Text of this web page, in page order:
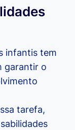
infantis tem
garantir o
tarefa,